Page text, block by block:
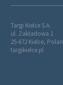
Targi Kielce S.A.
ul. Zakładowa 1
25-672 Kielce,
targikielce.pl